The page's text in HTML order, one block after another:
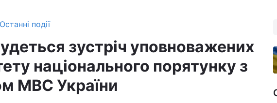
Останні події
зустріч уповноважених
національного порятунку з
МВС України